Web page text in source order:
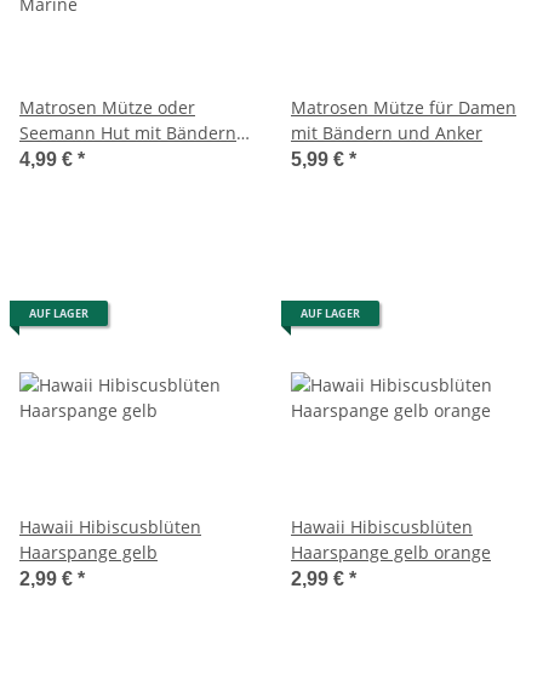
Matrosen Mütze oder
Seemann Hut mit Bändern
Marine
4,99 € *
Matrosen Mütze für Damen
mit Bändern und Anker
5,99 € *
AUF LAGER
Hawaii Hibiscusblüten
Haarspange gelb
2,99 € *
AUF LAGER
Hawaii Hibiscusblüten
Haarspange gelb orange
2,99 € *